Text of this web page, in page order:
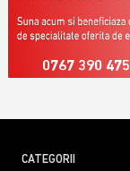
0767 390 475
CATEGORII